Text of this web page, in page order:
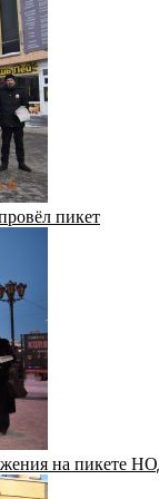
пикет
на пикете